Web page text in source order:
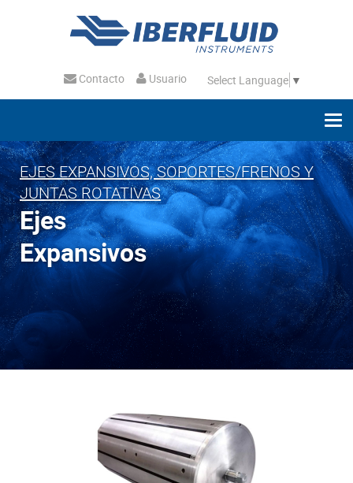
Contacto Usuario Select Language ▼
EJES EXPANSIVOS, SOPORTES/FRENOS Y
JUNTAS ROTATIVAS
Ejes
Expansivos